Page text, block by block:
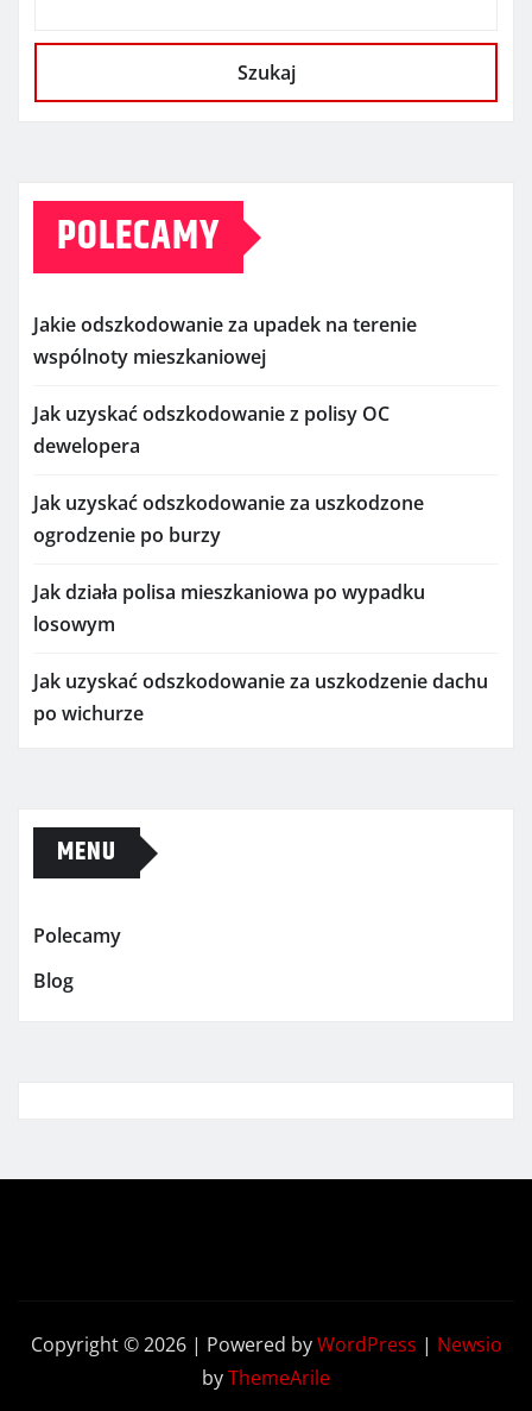
Szukaj
POLECAMY
Jakie odszkodowanie za upadek na terenie
wspólnoty mieszkaniowej
Jak uzyskać odszkodowanie z polisy OC
dewelopera
Jak uzyskać odszkodowanie za uszkodzone
ogrodzenie po burzy
Jak działa polisa mieszkaniowa po wypadku
losowym
Jak uzyskać odszkodowanie za uszkodzenie dachu
po wichurze
MENU
Polecamy
Blog
Copyright © 2026 | Powered byWordPress | Newsio
byThemeArile